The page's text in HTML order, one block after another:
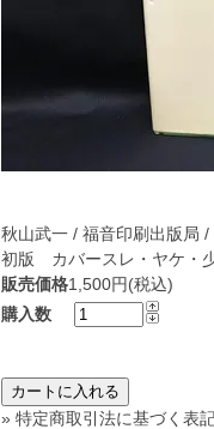
秋山武一 / 福音印刷出版局
初版 カバースレ・ヤケ・
販売価格1,500円(税込)
購入数
» 特定商取引法に基づく表